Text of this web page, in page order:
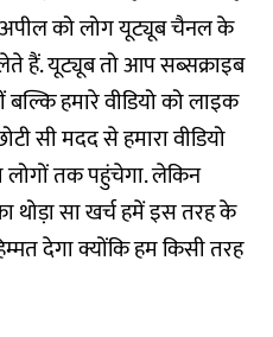
अपील को लोग यूट्यूब चैनल के
हैं. यूट्यूब तो आप सब्सक्राइब
बल्कि हमारे वीडियो को लाइक
सी मदद से हमारा वीडियो
लोगों तक पहुंचेगा. लेकिन
थोड़ा सा खर्च हमें इस तरह के
देगा क्योंकि हम किसी तरह